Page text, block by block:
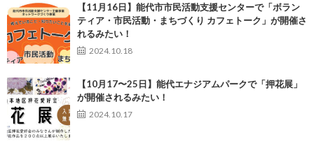
【11月16日】能代市市民活動支援センターで「ボラン
ティア・市民活動・まちづくり カフェトーク」が開催さ
れるみたい！
2024.10.18
【10月17〜25日】能代エナジアムパークで「押花展」
が開催されるみたい！
2024.10.17